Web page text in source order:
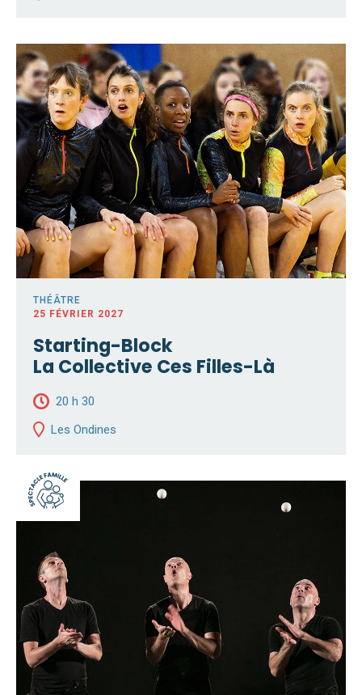
THÉÂTRE
25 FÉVRIER 2027
Starting-Block
La Collective Ces Filles-Là
20 h 30
Les Ondines